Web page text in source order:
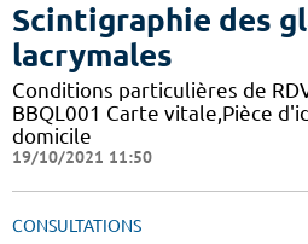
Scintigraphie des
lacrymales
Conditions particulières de
BBQL001 Carte vitale,Pièce
domicile
19/10/2021 11:50
CONSULTATIONS